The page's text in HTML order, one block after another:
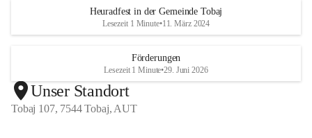
Heuradfest in der Gemeinde Tobaj
Lesezeit 1 Minute•11. März 2024
Förderungen
Lesezeit 1 Minute•29. Juni 2026
Unser Standort
Tobaj 107, 7544 Tobaj, AUT